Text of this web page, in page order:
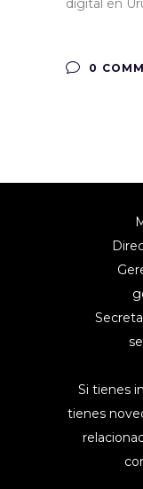
digital en
0
Si tienes
tienes